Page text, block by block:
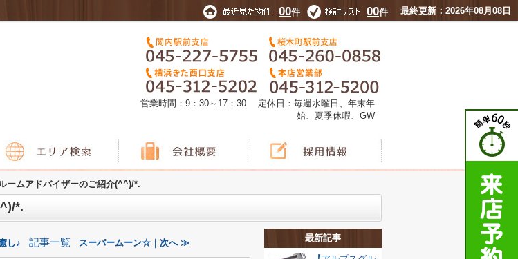
00件 00件 最終更新：2026年08月08日
営業時間：9：30～17：30 定休日：毎週水曜日、年末年
始、夏季休暇、GW
ームアドバイザーのご紹介(^^)/*.
*.
し♪ 記事一覧 スーパームーン☆｜次へ ≫
最新記事